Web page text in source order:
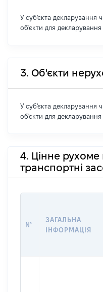
У суб'єкта декларування
об'єкти для декларування
3. Об'єкти
У суб'єкта декларування
об'єкти для декларування
4. Цінне
транспортні
№
ЗАГАЛЬНА
ІНФОРМАЦІЯ